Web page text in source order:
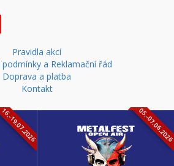
Pravidla akcí
a Reklamační řád
Doprava a platba
Kontakt
16.-19.07.2026 05.-